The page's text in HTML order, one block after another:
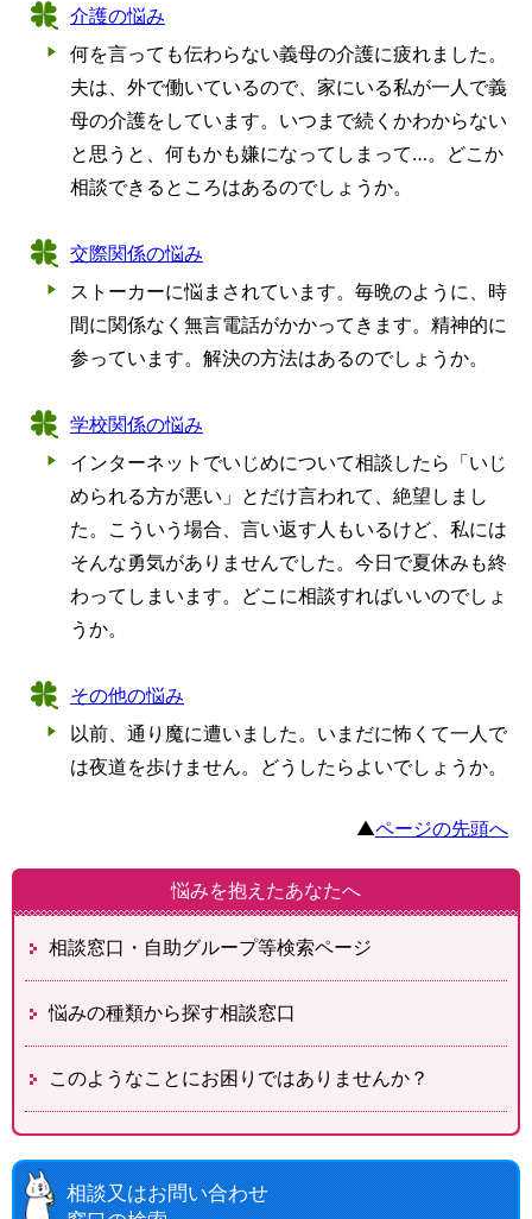
介護の悩み
何を言っても伝わらない義母の介護に疲れました。
夫は、外で働いているので、家にいる私が一人で義
母の介護をしています。いつまで続くかわからない
と思うと、何もかも嫌になってしまって…。どこか
相談できるところはあるのでしょうか。
交際関係の悩み
ストーカーに悩まされています。毎晩のように、時
間に関係なく無言電話がかかってきます。精神的に
参っています。解決の方法はあるのでしょうか。
学校関係の悩み
インターネットでいじめについて相談したら「いじ
められる方が悪い」とだけ言われて、絶望しまし
た。こういう場合、言い返す人もいるけど、私には
そんな勇気がありませんでした。今日で夏休みも終
わってしまいます。どこに相談すればいいのでしょ
うか。
その他の悩み
以前、通り魔に遭いました。いまだに怖くて一人で
は夜道を歩けません。どうしたらよいでしょうか。
▲ページの先頭へ
悩みを抱えたあなたへ
相談窓口・自助グループ等検索ページ
悩みの種類から探す相談窓口
このようなことにお困りではありませんか？
相談又はお問い合わせ